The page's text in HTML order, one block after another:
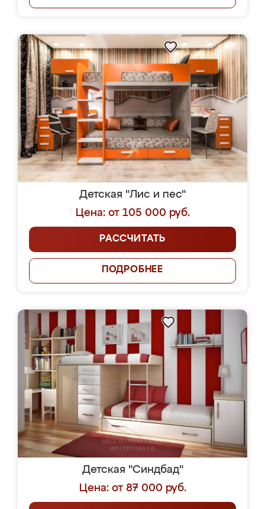
Детская "Лис и пес"
Цена: от 105 000 руб.
РАССЧИТАТЬ
ПОДРОБНЕЕ
Детская "Синдбад"
Цена: от 87 000 руб.